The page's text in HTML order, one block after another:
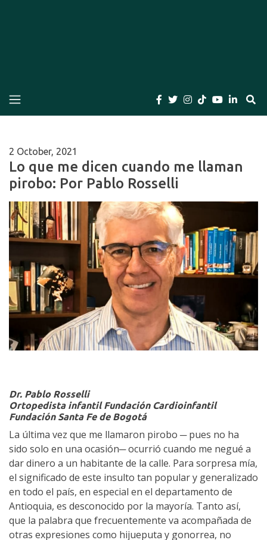
Periódico el Bogotano de la Casa Editorial el
Investigación, Cuentos y Libros
2 October, 2021
Lo que me dicen cuando me llaman
pirobo: Por Pablo Rosselli
Dr. Pablo Rosselli
Ortopedista infantil Fundación Cardioinfantil
Fundación Santa Fe de Bogotá
La última vez que me llamaron pirobo ─ pues no ha
sido solo en una ocasión─ ocurrió cuando me negué a
dar dinero a un habitante de la calle. Para sorpresa mía,
el significado de este insulto tan popular y generalizado
en todo el país, en especial en el departamento de
Antioquia, es desconocido por la mayoría. Tanto así,
que la palabra que frecuentemente va acompañada de
otras expresiones como hijueputa y gonorrea, no